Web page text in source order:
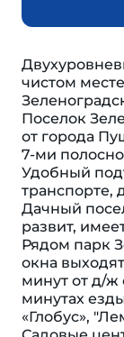
чистом
Поселок
от города
7-ми
Удобный
транспорте,
Дачный
развит,
Рядом парк
окна
минут от д/ж
минутах
«Глобус»,